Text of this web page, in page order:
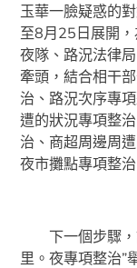
玉華一臉疑惑的
至8月25日展開
夜隊、路況法律
牽頭，結合相干
治、路況次序專
遭的狀況專項整
治、商超周邊周
夜市攤點專項整
下一個步驟
里。夜專項整治”